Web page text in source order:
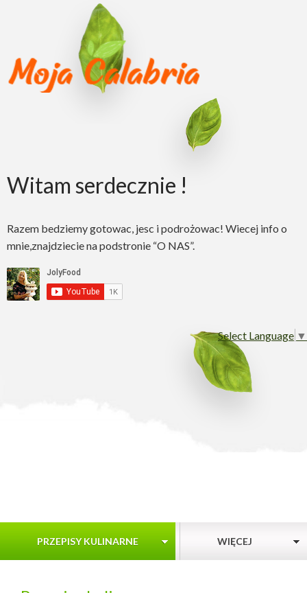
Witam serdecznie !
Razem bedziemy gotowac, jesc i podrożowac! Wiecej info o
mnie,znajdziecie na podstronie “O NAS”.
Select Language ▼
PRZEPISY KULINARNE WIĘCEJ